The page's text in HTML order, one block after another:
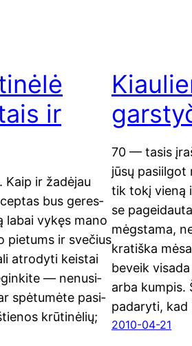
ir
Kaip ir žadė­jau
bus geres­
labai vykęs mano
pie­tums ir sve­čius
atro­dy­ti keis­tai
— nenu­si­
spė­tu­mė­te pasi­
krūtinėlių;
70 — tasis
jūsų pasi­il­got
tik tokį vie­ną
se
mėgs­ta­ma,
kra­tiš­ka
beveik
arba kum­pis.
pada­ry­ti,
2010-04-21